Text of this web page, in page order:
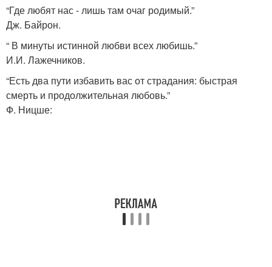
“Где любят нас - лишь там очаг родимый.”
Дж. Байрон.
“ В минуты истинной любви всех любишь.”
И.И. Лажечников.
“Есть два пути избавить вас от страдания: быстрая
смерть и продолжительная любовь.”
Ф. Ницше: